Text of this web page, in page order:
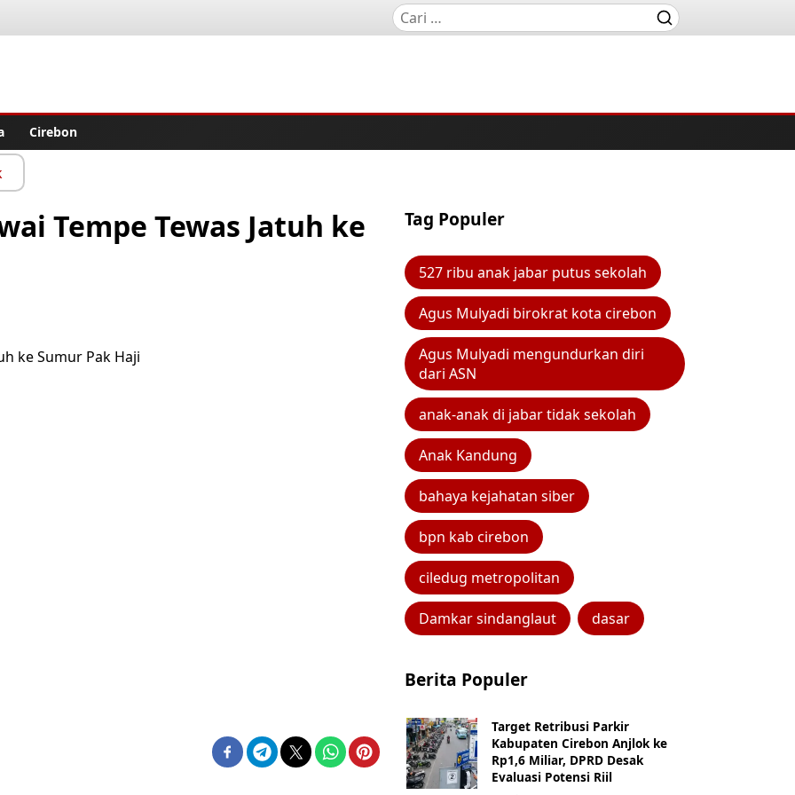
Cirebon
Tempe Tewas Jatuh ke
Tag Populer
527 ribu anak jabar putus sekolah
Agus Mulyadi birokrat kota cirebon
Agus Mulyadi mengundurkan diri
dari ASN
anak-anak di jabar tidak sekolah
Anak Kandung
bahaya kejahatan siber
bpn kab cirebon
ciledug metropolitan
Damkar sindanglaut dasar
Berita Populer
Target Retribusi Parkir
Kabupaten Cirebon Anjlok ke
Rp1,6 Miliar, DPRD Desak
Evaluasi Potensi Riil